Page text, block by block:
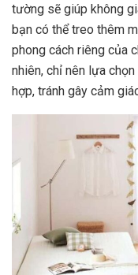
tường sẽ giúp không
bạn có thể treo thêm
phong cách riêng của
nhiên, chỉ nên lựa
hợp, tránh gây cảm